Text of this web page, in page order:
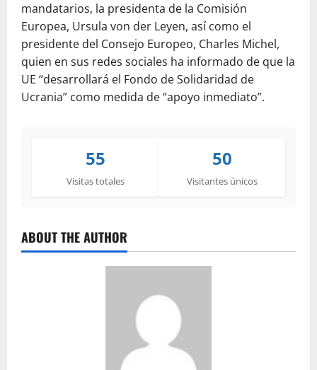
mandatarios, la presidenta de la Comisión
Europea, Ursula von der Leyen, así como el
presidente del Consejo Europeo, Charles Michel,
quien en sus redes sociales ha informado de que la
UE “desarrollará el Fondo de Solidaridad de
Ucrania” como medida de “apoyo inmediato”.
55
Visitas totales
50
Visitantes únicos
ABOUT THE AUTHOR